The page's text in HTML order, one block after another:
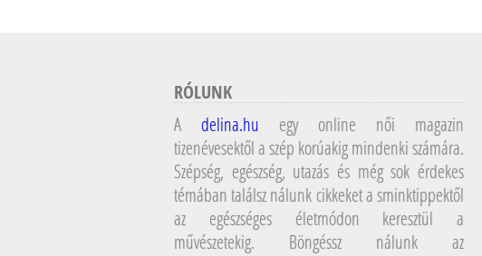
RÓLUNK
A delina.hu egy online női magazin
tizenévesektől a szép korúakig mindenki számára.
Szépség, egészség, utazás és még sok érdekes
témában találsz nálunk cikkeket a sminktippektől
az egészséges életmódon keresztül a
művészetekig. Böngéssz nálunk az